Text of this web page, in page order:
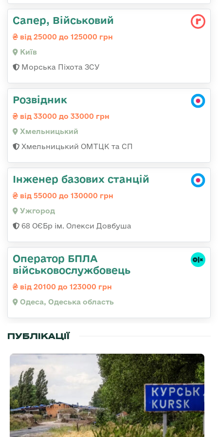
Сапер, Військовий
від 25000 до 125000 грн
Київ
Морська Піхота ЗСУ
Розвідник
від 33000 до 33000 грн
Хмельницький
Хмельницький ОМТЦК та СП
Інженер базових станцій
від 55000 до 130000 грн
Ужгород
68 ОЄБр ім. Олекси Довбуша
Оператор БПЛА
військовослужбовець
від 20100 до 123000 грн
Одеса, Одеська область
ПУБЛІКАЦІЇ